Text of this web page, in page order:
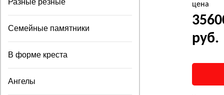
Разные резные
Семейные памятники
В форме креста
Ангелы
цена
руб.